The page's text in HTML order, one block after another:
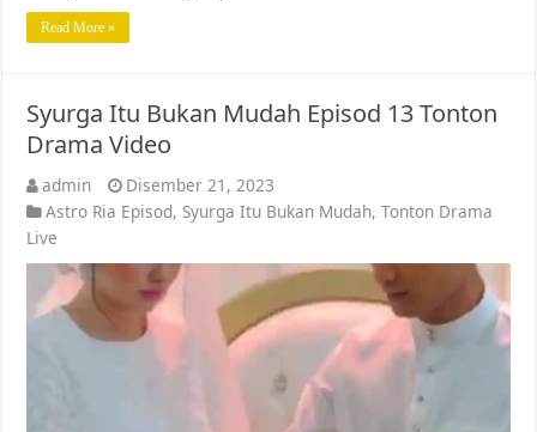
Read More »
Syurga Itu Bukan Mudah Episod 13 Tonton
Drama Video
admin
Disember 21, 2023
Astro Ria Episod, Syurga Itu Bukan Mudah,Tonton Drama
Live